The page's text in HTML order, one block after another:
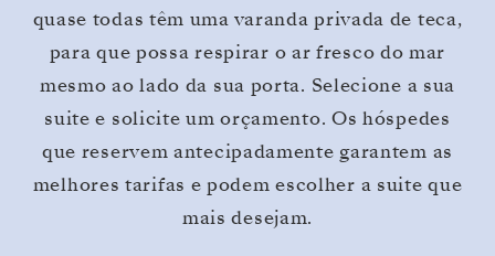
quase todas têm uma varanda privada de teca,
para que possa respirar o ar fresco do mar
mesmo ao lado da sua porta. Selecione a sua
suite e solicite um orçamento. Os hóspedes
que reservem antecipadamente garantem as
melhores tarifas e podem escolher a suite que
mais desejam.